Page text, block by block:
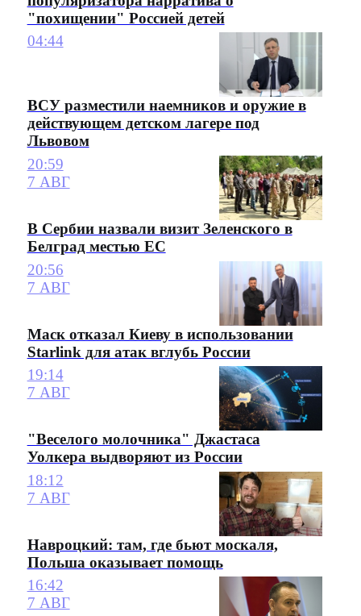
"похищении" Россией детей
04:44
ВСУ разместили наемников и оружие в
действующем детском лагере под
Львовом
20:59
7 АВГ
В Сербии назвали визит Зеленского в
Белград местью ЕС
20:56
7 АВГ
Маск отказал Киеву в использовании
Starlink для атак вглубь России
19:14
7 АВГ
"Веселого молочника" Джастаса
Уолкера выдворяют из России
18:12
7 АВГ
Навроцкий: там, где бьют москаля,
Польша оказывает помощь
16:42
7 АВГ